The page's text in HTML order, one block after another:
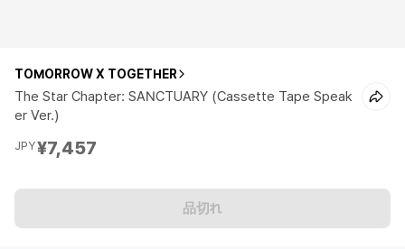
TOMORROW X TOGETHER
The Star Chapter: SANCTUARY (Cassette Tape Speak
er Ver.)
JPY¥7,457
品切れ